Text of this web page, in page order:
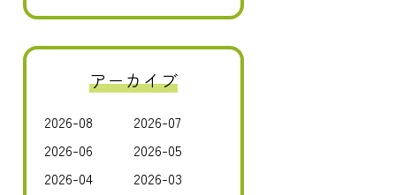
アーカイブ
2026-08
2026-07
2026-06
2026-05
2026-04
2026-03